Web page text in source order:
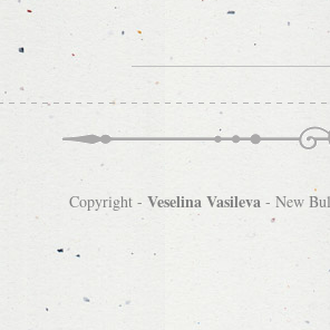
Copyright - Veselina Vasileva- New